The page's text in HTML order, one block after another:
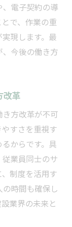
設業の働き
収集のコツ
秘訣
基本
のカギ
ル回避
効活用
分時間創出
改革
革を加速
たな時間管
電子契約の導
で、作業の重
現します。最
今後の働き方
改革
方改革が不可
すさを重視す
からです。具
業員同士のサ
制度を活用す
時間も確保し
業界の未来と